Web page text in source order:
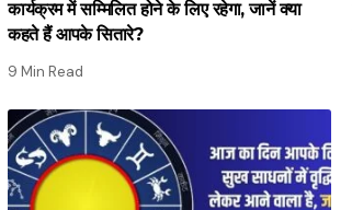
कार्यक्रम में सम्मिलित होने के लिए रहेगा, जानें क्या
कहते हैं आपके सितारे?
9 Min Read